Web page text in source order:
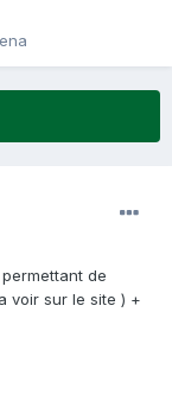
de
voir sur le site ) +